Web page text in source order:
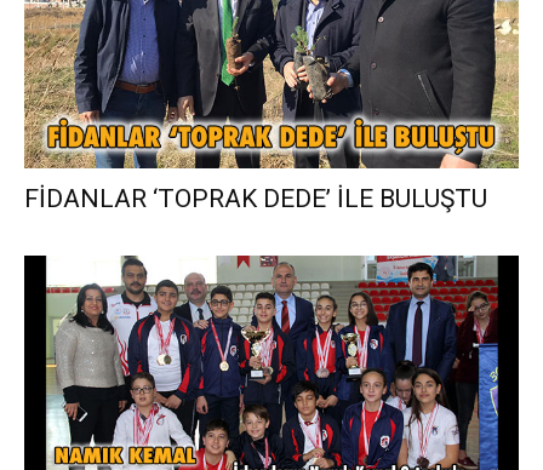
FİDANLAR ‘TOPRAK DEDE’ İLE BULUŞTU